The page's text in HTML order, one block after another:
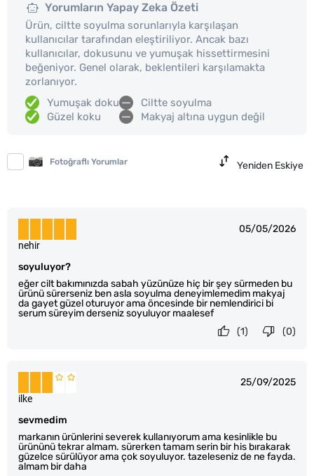
Yorumların Yapay Zeka Özeti
Ürün, ciltte soyulma sorunlarıyla karşılaşan
kullanıcılar tarafından eleştiriliyor. Ancak bazı
kullanıcılar, dokusunu ve yumuşak hissettirmesini
beğeniyor. Genel olarak, beklentileri karşılamakta
zorlanıyor.
Yumuşak doku
Güzel koku
Ciltte soyulma
Makyaj altına uygun değil
Fotoğraflı Yorumlar Yeniden Eskiye
05/05/2026
soyuluyor?
eğer cilt bakımınızda sabah yüzünüze hiç bir şey sürmeden bu
ürünü sürerseniz ben asla soyulma deneyimlemedim makyaj
da gayet güzel oturuyor ama öncesinde bir nemlendirici bi
serum süreyim derseniz soyuluyor maalesef
nehir
(0)
(1)
25/09/2025
sevmedim
markanın ürünlerini severek kullanıyorum ama kesinlikle bu
ürününü tekrar almam. sürerken tamam serin bir his bırakarak
güzelce sürülüyor ama çok soyuluyor. tazeleseniz de ne fayda.
almam bir daha
ilke